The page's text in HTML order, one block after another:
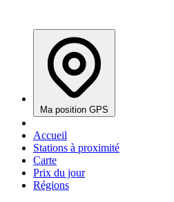
Ma position GPS
Accueil
Stations à proximité
Carte
Prix du jour
Régions